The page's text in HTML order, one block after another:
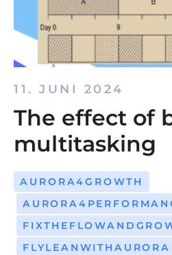
11. JUNI 2024
The effect of
multitasking
AURORA4GROWTH
FLYLEANWITHAURORA